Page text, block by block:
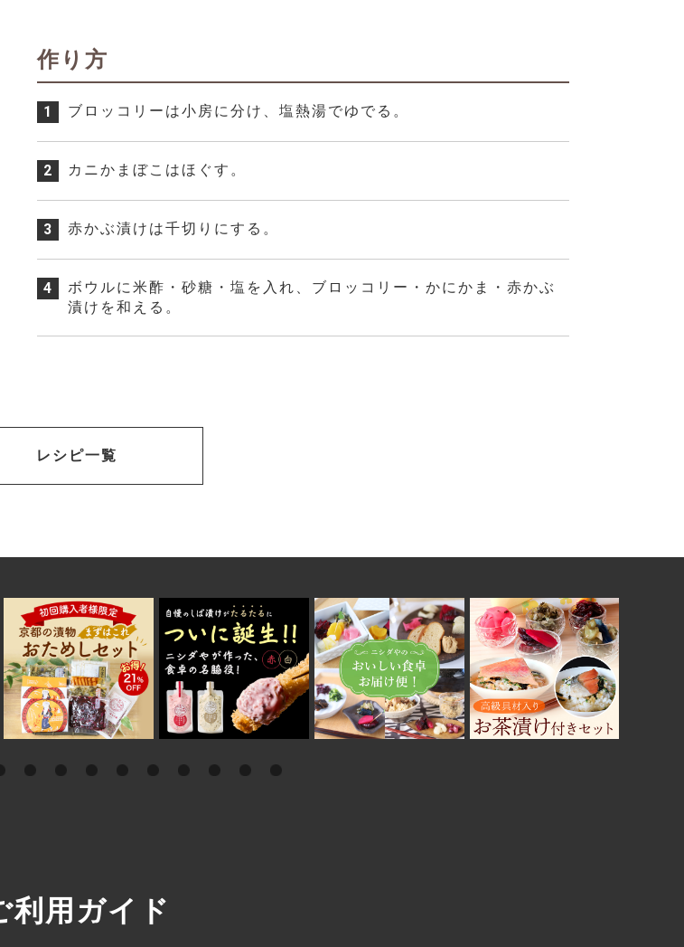
作り方
1 ブロッコリーは小房に分け、塩熱湯でゆでる。
2 カニかまぼこはほぐす。
3 赤かぶ漬けは千切りにする。
4
ボウルに米酢・砂糖・塩を入れ、ブロッコリー・かにかま・赤かぶ
漬けを和える。
レシピ一覧
利用ガイド